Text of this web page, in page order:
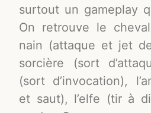
surtout un gameplay
On retrouve le
nain (attaque et jet
sorcière (sort
(sort d’invocation),
et saut), l’elfe (tir à